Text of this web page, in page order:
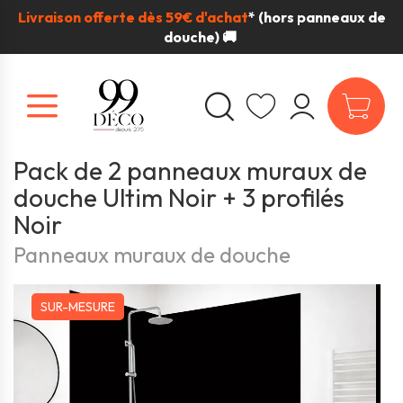
Livraison offerte dès 59€ d'achat* (hors panneaux de
douche) 🚚
Pack de 2 panneaux muraux de
douche Ultim Noir + 3 profilés
Noir
Panneaux muraux de douche
SUR-MESURE